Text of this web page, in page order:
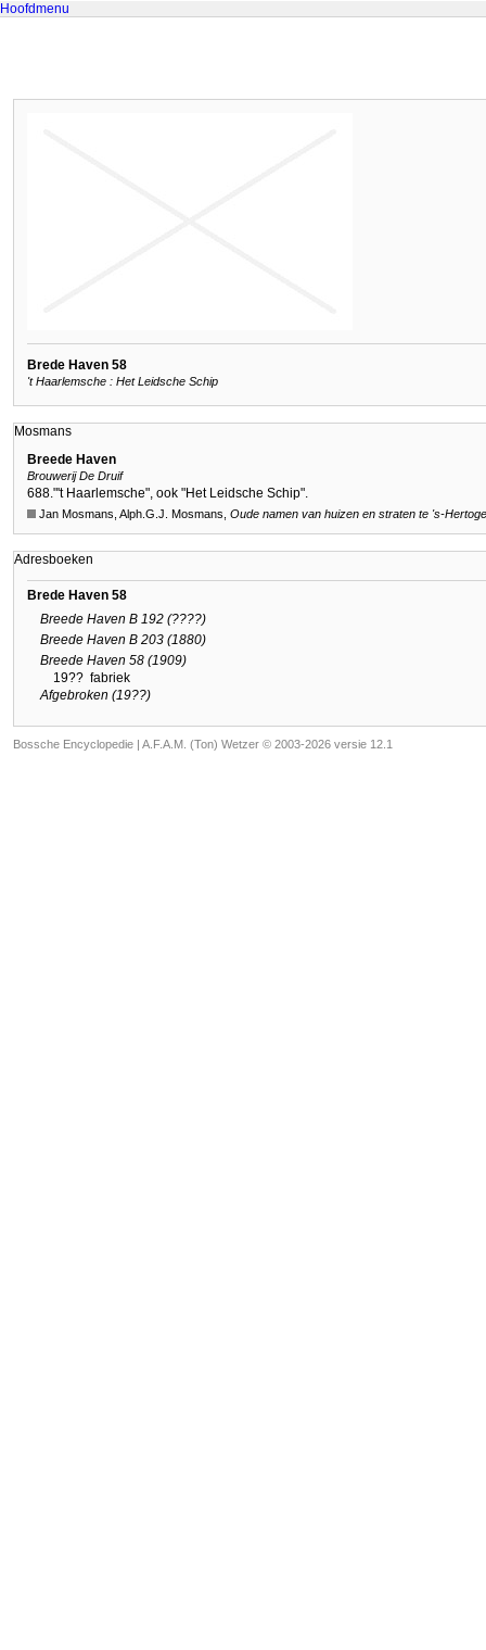
Hoofdmenu
Brede Haven 58
't Haarlemsche : Het Leidsche Schip
Mosmans
Breede Haven
Brouwerij De Druif
688."'t Haarlemsche", ook "Het Leidsche Schip".
Jan Mosmans, Alph.G.J. Mosmans, Oude namen van huizen en straten te 's-
Adresboeken
Brede Haven 58
Breede Haven B 192 (????)
Breede Haven B 203 (1880)
Breede Haven 58 (1909)
19?? fabriek
Afgebroken (19??)
Bossche Encyclopedie | A.F.A.M. (Ton) Wetzer © 2003-2026 versie 12.1